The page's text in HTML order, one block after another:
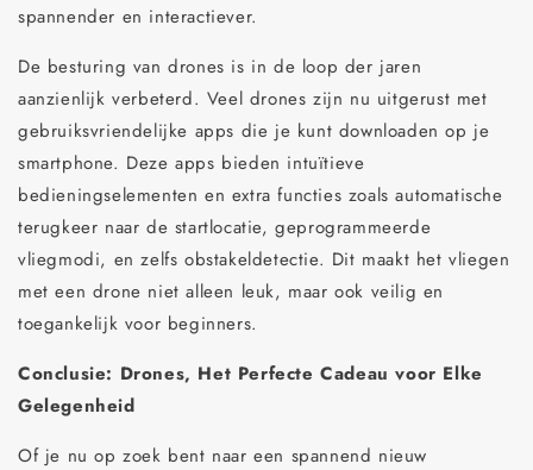
spannender en interactiever.
De besturing van drones is in de loop der jaren
aanzienlijk verbeterd. Veel drones zijn nu uitgerust met
gebruiksvriendelijke apps die je kunt downloaden op je
smartphone. Deze apps bieden intuïtieve
bedieningselementen en extra functies zoals automatische
terugkeer naar de startlocatie, geprogrammeerde
vliegmodi, en zelfs obstakeldetectie. Dit maakt het vliegen
met een drone niet alleen leuk, maar ook veilig en
toegankelijk voor beginners.
Conclusie: Drones, Het Perfecte Cadeau voor Elke
Gelegenheid
​Of je nu op zoek bent naar een spannend nieuw